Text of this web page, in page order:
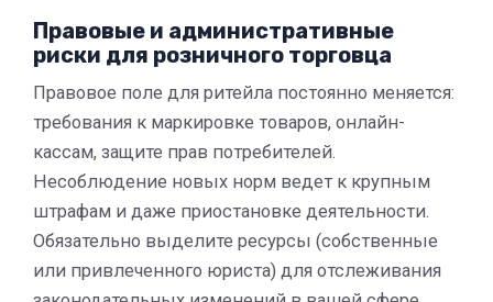
Правовые и административные
риски для розничного торговца
Правовое поле для ритейла постоянно меняется:
требования к маркировке товаров, онлайн-
кассам, защите прав потребителей.
Несоблюдение новых норм ведет к крупным
штрафам и даже приостановке деятельности.
Обязательно выделите ресурсы (собственные
или привлеченного юриста) для отслеживания